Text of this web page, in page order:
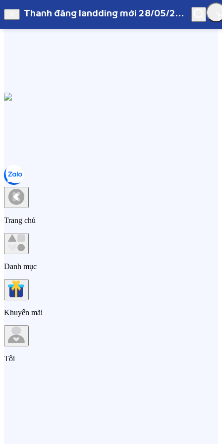
Thanh đăng landding mới 28/05/2019
Hà Nội
Thanh đăng landding mới 28/05/2019
Trang chủ
Danh mục
Khuyến mãi
Tôi